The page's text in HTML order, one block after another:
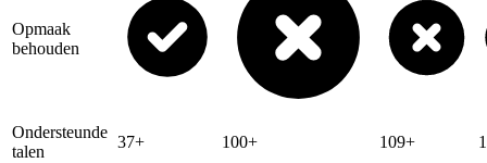
Opmaak
behouden
Ondersteunde
talen
37+ 100+ 109+